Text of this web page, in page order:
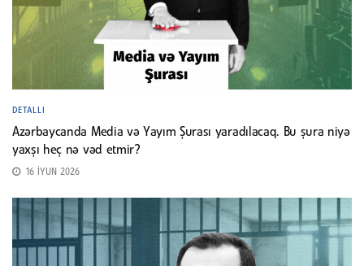
DETALLI
Azərbaycanda Media və Yayım Şurası yaradılacaq. Bu şura niyə
yaxşı heç nə vəd etmir?
16 İYUN 2026